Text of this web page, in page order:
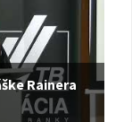
Rainera